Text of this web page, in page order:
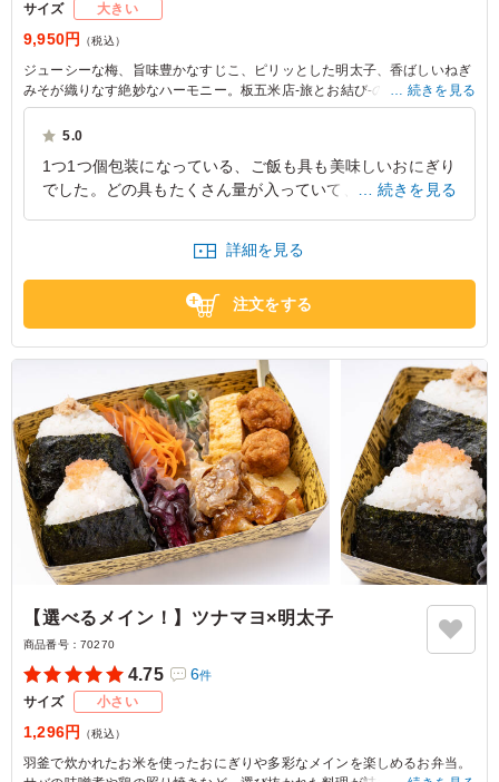
サイズ 大きい
9,950円 （税込）
ジューシーな梅、旨味豊かなすじこ、ピリッとした明太子、香ばしいねぎ
みそが織りなす絶妙なハーモニー。板五米店-旅とお結び-のどんなシーン
でも喜ばれる、バリエーション豊かな味わいをお楽しみください。イベン
トやロケにぴったりの一品です。
続きを見る
5.0
1つ1つ個包装になっている、ご飯も具も美味しいおにぎり
でした。どの具もたくさん量が入っていて、満足感が高い
東京都港区赤坂2026/05/22
続きを見る
詳細を見る
注文をする
【選べるメイン！】ツナマヨ×明太子
商品番号： 70270
4.75 6件
サイズ 小さい
1,296円 （税込）
羽釜で炊かれたお米を使ったおにぎりや多彩なメインを楽しめるお弁当。